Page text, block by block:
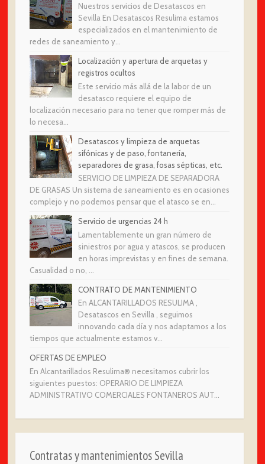
Nuestros servicios de Desatascos en
Sevilla En Desatascos Resulima estamos
especializados en el mantenimiento de
redes de saneamiento y...
Localización y apertura de arquetas y
registros ocultos
Este servicio más allá de la labor de un
desatasco requiere el equipo de
localización necesario para no tener que romper más de
lo necesa...
Desatascos y limpieza de arquetas
sifónicas y de paso, fontanería,
separadores de grasa, fosas sépticas, etc.
SERVICIO DE LIMPIEZA DE SEPARADORA
DE GRASAS Un sistema de saneamiento es en ocasiones
complejo y no podemos pensar que el atasco se en...
Servicio de urgencias 24 h
Lamentablemente un gran número de
siniestros por agua y atascos, se producen
en horas imprevistas y en fines de semana.
Casualidad o no, ...
CONTRATO DE MANTENIMIENTO
En ALCANTARILLADOS RESULIMA ,
Desatascos en Sevilla , seguimos
innovando cada día y nos adaptamos a los
tiempos que actualmente estamos v...
OFERTAS DE EMPLEO
En Alcantarillados Resulima® necesitamos cubrir los
siguientes puestos: OPERARIO DE LIMPIEZA
ADMINISTRATIVO COMERCIALES FONTANEROS AUT...
Contratas y mantenimientos Sevilla